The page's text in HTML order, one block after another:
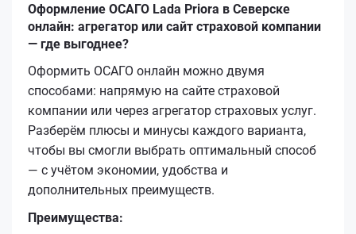
Оформление ОСАГО Lada Priora в Северске
онлайн: агрегатор или сайт страховой компании
— где выгоднее?
Оформить ОСАГО онлайн можно двумя
способами: напрямую на сайте страховой
компании или через агрегатор страховых услуг.
Разберём плюсы и минусы каждого варианта,
чтобы вы смогли выбрать оптимальный способ
— с учётом экономии, удобства и
дополнительных преимуществ.
Преимущества: